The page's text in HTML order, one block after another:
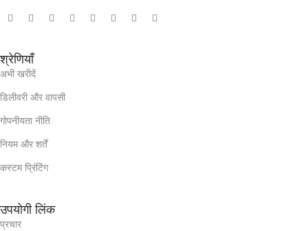
श्रेणियाँ
अभी खरीदें
डिलीवरी और वापसी
गोपनीयता नीति
नियम और शर्तें
कस्टम प्रिंटिंग
उपयोगी लिंक
प्रचार